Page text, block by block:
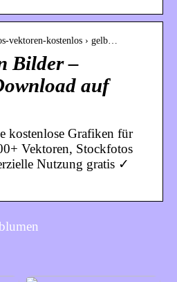
vektoren-kostenlos › gelb…
Bilder –
auf
kostenlose Grafiken für
Vektoren, Stockfotos
Nutzung gratis ✓